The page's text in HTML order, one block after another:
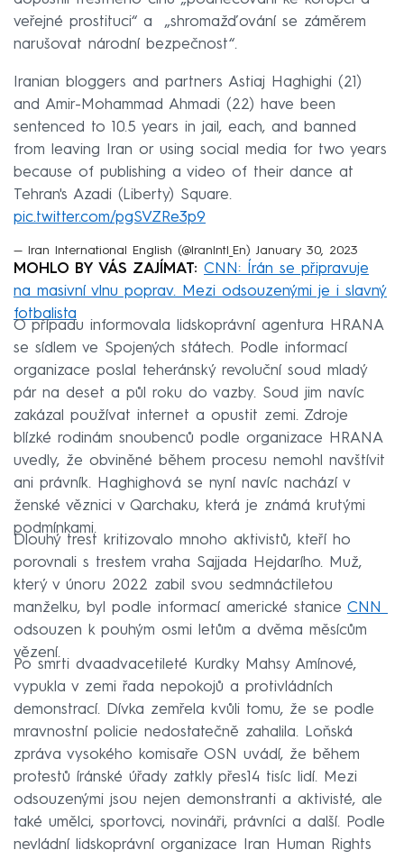
veřejné prostituci“ a „shromažďování se záměrem
narušovat národní bezpečnost“.
Iranian bloggers and partners Astiaj Haghighi (21)
and Amir-Mohammad Ahmadi (22) have been
sentenced to 10.5 years in jail, each, and banned
from leaving Iran or using social media for two years
because of publishing a video of their dance at
Tehran's Azadi (Liberty) Square.
pic.twitter.com/pgSVZRe3p9
— Iran International English (@IranIntl_En) January 30, 2023
MOHLO BY VÁS ZAJÍMAT: CNN: Írán se připravuje
na masivní vlnu poprav. Mezi odsouzenými je i slavný
fotbalista
O případu informovala lidskoprávní agentura HRANA
se sídlem ve Spojených státech. Podle informací
organizace poslal teheránský revoluční soud mladý
pár na deset a půl roku do vazby. Soud jim navíc
zakázal používat internet a opustit zemi. Zdroje
blízké rodinám snoubenců podle organizace HRANA
uvedly, že obviněné během procesu nemohl navštívit
ani právník. Haghighová se nyní navíc nachází v
ženské věznici v Qarchaku, která je známá krutými
podmínkami.
Dlouhý trest kritizovalo mnoho aktivistů, kteří ho
porovnali s trestem vraha Sajjada Hejdarího. Muž,
který v únoru 2022 zabil svou sedmnáctiletou
manželku, byl podle informací americké stanice CNN
odsouzen k pouhým osmi letům a dvěma měsícům
vězení.
Po smrti dvaadvacetileté Kurdky Mahsy Amínové,
vypukla v zemi řada nepokojů a protivládních
demonstrací. Dívka zemřela kvůli tomu, že se podle
mravnostní policie nedostatečně zahalila. Loňská
zpráva vysokého komisaře OSN uvádí, že během
protestů íránské úřady zatkly přes14 tisíc lidí. Mezi
odsouzenými jsou nejen demonstranti a aktivisté, ale
také umělci, sportovci, novináři, právníci a další. Podle
nevládní lidskoprávní organizace Iran Human Rights